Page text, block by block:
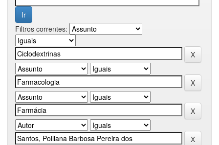
Filtros correntes: